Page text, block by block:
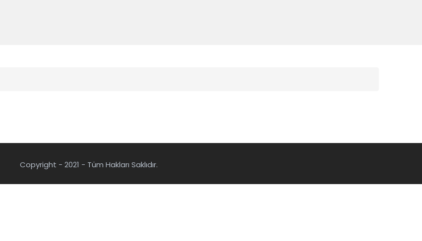
Copyright - 2021 - Tüm Hakları Saklıdır.